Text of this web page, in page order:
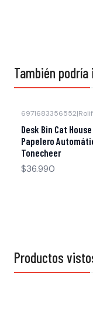
También
6971683356552|
Desk Bin Cat House
Papelero
Tonecheer
$36.990
Productos